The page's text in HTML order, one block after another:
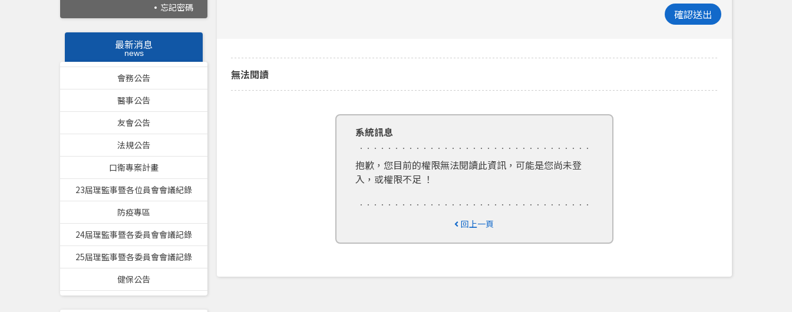
忘記密碼
最新消息
news
會務公告
醫事公告
友會公告
法規公告
口衛專案計畫
23屆理監事暨各位員會會議紀錄
防疫專區
24屆理監事暨各委員會會議記錄
25屆理監事暨各委員會會議記錄
健保公告
確認送出
無法閱讀
系統訊息
抱歉，您目前的權限無法閱讀此資訊，可能是您尚未登
入，或權限不足 ！
回上一頁